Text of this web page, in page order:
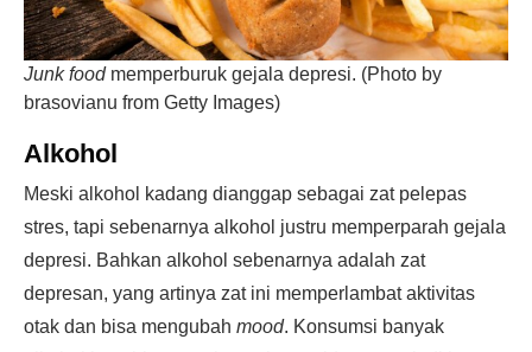
Junk food memperburuk gejala depresi. (Photo by
brasovianu from Getty Images)
Alkohol
Meski alkohol kadang dianggap sebagai zat pelepas
stres, tapi sebenarnya alkohol justru memperparah gejala
depresi. Bahkan alkohol sebenarnya adalah zat
depresan, yang artinya zat ini memperlambat aktivitas
otak dan bisa mengubah mood. Konsumsi banyak